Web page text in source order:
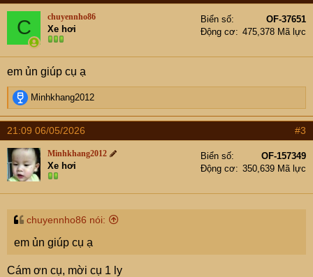
C chuyennho86
Xe hơi
Biển số
OF-37651
Động cơ
475,378 Mã lực
em ủn giúp cụ ạ
R
e
a
c
t
o
n
s
Minhkhang2012
21:09 06/05/2026 #3
Minhkhang2012
Xe hơi
Biển số
OF-157349
Động cơ
350,639 Mã lực
chuyennho86 nói:
em ủn giúp cụ ạ
Cám ơn cụ, mời cụ 1 ly